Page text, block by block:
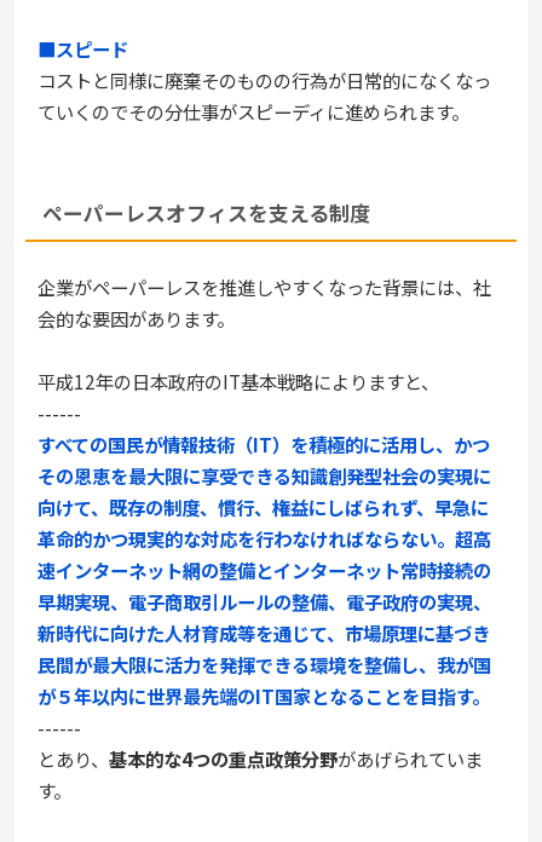
■スピード
コストと同様に廃棄そのものの行為が日常的になくなっ
ていくのでその分仕事がスピーディに進められます。
ペーパーレスオフィスを支える制度
企業がペーパーレスを推進しやすくなった背景には、社
会的な要因があります。
平成12年の日本政府のIT基本戦略によりますと、
------
すべての国民が情報技術（IT）を積極的に活用し、かつ
その恩恵を最大限に享受できる知識創発型社会の実現に
向けて、既存の制度、慣行、権益にしばられず、早急に
革命的かつ現実的な対応を行わなければならない。超高
速インターネット網の整備とインターネット常時接続の
早期実現、電子商取引ルールの整備、電子政府の実現、
新時代に向けた人材育成等を通じて、市場原理に基づき
民間が最大限に活力を発揮できる環境を整備し、我が国
が５年以内に世界最先端のIT国家となることを目指す。
------
とあり、 基本的な4つの重点政策分野があげられていま
す。